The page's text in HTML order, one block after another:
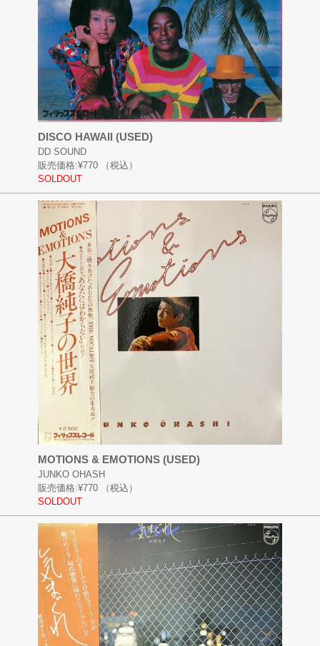
DISCO HAWAII (USED)
DD SOUND
販売価格:¥770
（税込）
SOLDOUT
MOTIONS & EMOTIONS (USED)
JUNKO OHASH
販売価格:¥770
（税込）
SOLDOUT